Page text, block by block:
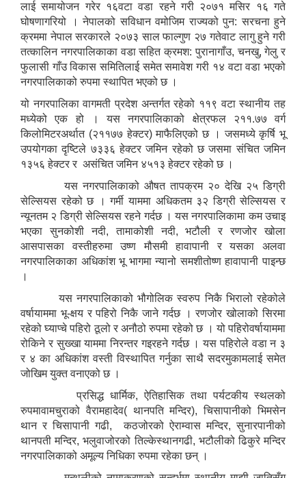
लाई समायोजन गरेर १६वटा वडा रहने गरी २०७१ मसिर १६ गते
घोषणागरियो । नेपालको सविधान वमोजिम राज्यको पुन: सरचना हुने
क्रममा नेपाल सरकारले २०७३ साल फाल्गुण २७ गतेवाट लागु हुने गरी
तत्कालिन नगरपालिकाका वडा सहित क्रमश: पुरानागाँउ, चनखु, गेलु र
फुलासी गाँउ विकास समितिलाई समेत समावेश गरी १४ वटा वडा भएको
नगरपालिकाको रुपमा स्थापित भएको छ ।
यो नगरपालिका वागमती प्रदेश अन्तर्गत रहेको ११९ वटा स्थानीय तह
मध्येको एक हो । यस नगरपालिकाको क्षेत्रफल २११.७७ वर्ग
किलोमिटरअर्थात (२११७७ हेक्टर) माफैलिएको छ । जसमध्ये कृर्षि भू
उपयोगका दृष्टिले ७३३६ हेक्टर जमिन रहेको छ जसमा संचित जमिन
१३५६ हेक्टर र असंचित जमिन ४५१३ हेक्टर रहेको छ ।
यस नगरपालिकाको औषत तापक्रम २० देखि २५ डिग्री
सेल्सियस रहेको छ । गर्मी याममा अधिकतम ३२ डिग्री सेल्सियस र
न्यूनतम २ डिग्री सेल्सियस रहने गर्दछ । यस नगरपालिकामा कम उचाइ
भएका सुनकोशी नदी, तामाकोशी नदी, भटौली र रणजोर खोला
आसपासका वस्तीहरुमा उष्ण मौसमी हावापानी र यसका अलवा
नगरपालिकाका अधिकांश भू भागमा न्यानो समशीतोष्ण हावापानी पाइन्छ
।
यस नगरपालिकाको भौगोलिक स्वरुप निकै भिरालो रहेकोले
वर्षायाममा भू-क्षय र पहिरो निकै जाने गर्दछ । रणजोर खोलाको सिरमा
रहेको घ्याप्चे पहिरो ठूलो र अनौठो रुपमा रहेको छ । यो पहिरोवर्षायाममा
रोकिने र सुख्खा याममा निरन्तर गइरहने गर्दछ । यस पहिरोले वडा न ३
र ४ का अधिकांश वस्ती विस्थापित गर्नुका साथै सदरमुकामलाई समेत
जोखिम युक्त वनाएको छ ।
प्रसिद्ध धार्मिक, ऐतिहासिक तथा पर्यटकीय स्थलको
रुपमावामचुराको वैरामहादेव( थानपति मन्दिर), चिसापानीको भिमसेन
थान र चिसापानी गढी, कठजोरको ऐराम्वास मन्दिर, सुनारपानीको
थानपती मन्दिर, भलुवाजोरको तिल्केस्थानगढी, भटौलीको ढिकुरे मन्दिर
नगरपालिकाको अमूल्य निधिका रुपमा रहेका छन् ।